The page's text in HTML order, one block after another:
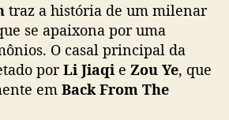
e
S
n
o
w
from Sep 7!#YOUKU #优酷
uzWpMpzKbS
September 5,
2023
traz a história de um milenar
se apaixona por uma
O casal principal da
porLi Jiaqi e Zou Ye, que
em Back From The